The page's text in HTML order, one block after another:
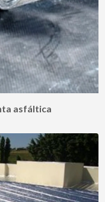
asfáltica